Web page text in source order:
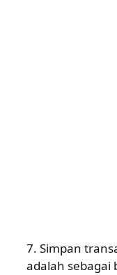
7. Simpan
adalah sebagai